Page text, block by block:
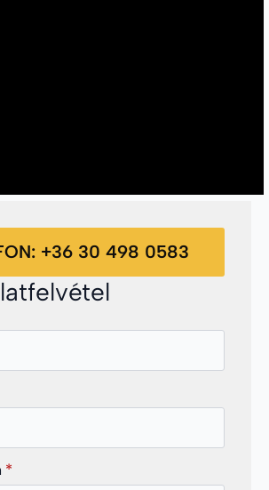
+36 30 498 0583
*